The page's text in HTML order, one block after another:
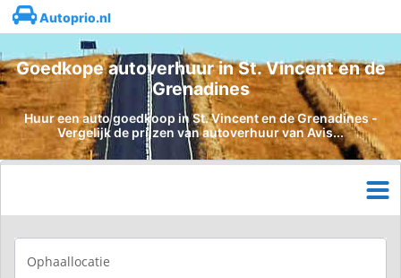
Autoprio.nl
Goedkope autoverhuur in St. Vincent en de
Grenadines
Huur een auto goedkoop in St. Vincent en de Grenadines -
Vergelijk de prijzen van autoverhuur van Avis...
Ophaallocatie